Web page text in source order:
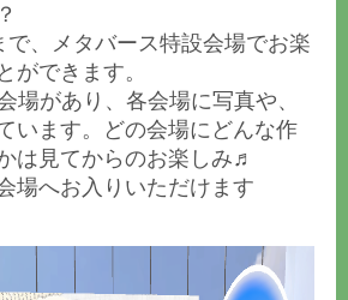
、メタバース特設会場でお楽
ができます。
場があり、各会場に写真や、
います。どの会場にどんな作
は見てからのお楽しみ♬
場へお入りいただけます